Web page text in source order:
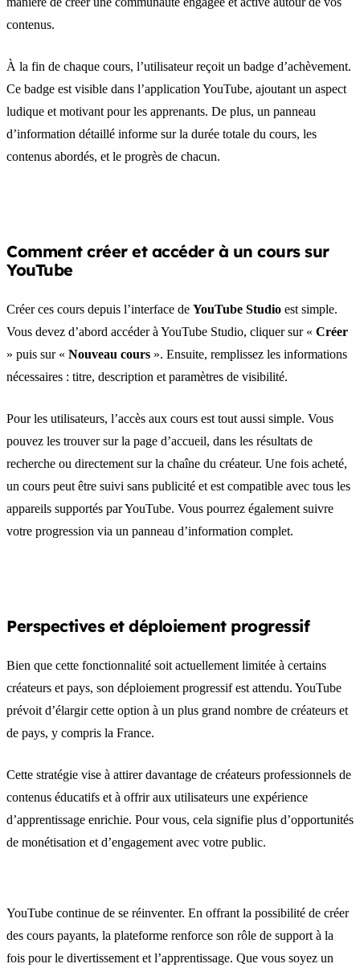
contenus.
À la fin de chaque cours, l’utilisateur reçoit un badge d’achèvement.
Ce badge est visible dans l’application YouTube, ajoutant un aspect
ludique et motivant pour les apprenants. De plus, un panneau
d’information détaillé informe sur la durée totale du cours, les
contenus abordés, et le progrès de chacun.
Comment créer et accéder à un cours sur
YouTube
Créer ces cours depuis l’interface de YouTube Studio est simple.
Vous devez d’abord accéder à YouTube Studio, cliquer sur « Créer
» puis sur « Nouveau cours ». Ensuite, remplissez les informations
nécessaires : titre, description et paramètres de visibilité.
Pour les utilisateurs, l’accès aux cours est tout aussi simple. Vous
pouvez les trouver sur la page d’accueil, dans les résultats de
recherche ou directement sur la chaîne du créateur. Une fois acheté,
un cours peut être suivi sans publicité et est compatible avec tous les
appareils supportés par YouTube. Vous pourrez également suivre
votre progression via un panneau d’information complet.
Perspectives et déploiement progressif
Bien que cette fonctionnalité soit actuellement limitée à certains
créateurs et pays, son déploiement progressif est attendu. YouTube
prévoit d’élargir cette option à un plus grand nombre de créateurs et
de pays, y compris la France.
Cette stratégie vise à attirer davantage de créateurs professionnels de
contenus éducatifs et à offrir aux utilisateurs une expérience
d’apprentissage enrichie. Pour vous, cela signifie plus d’opportunités
de monétisation et d’engagement avec votre public.
YouTube continue de se réinventer. En offrant la possibilité de créer
des cours payants, la plateforme renforce son rôle de support à la
fois pour le divertissement et l’apprentissage. Que vous soyez un